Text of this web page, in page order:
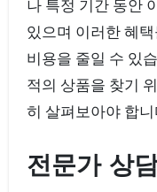
나 특정 기간 동안
있으며 이러한 혜
비용을 줄일 수 있
적의 상품을 찾기
히 살펴보아야 합니
전문가 상